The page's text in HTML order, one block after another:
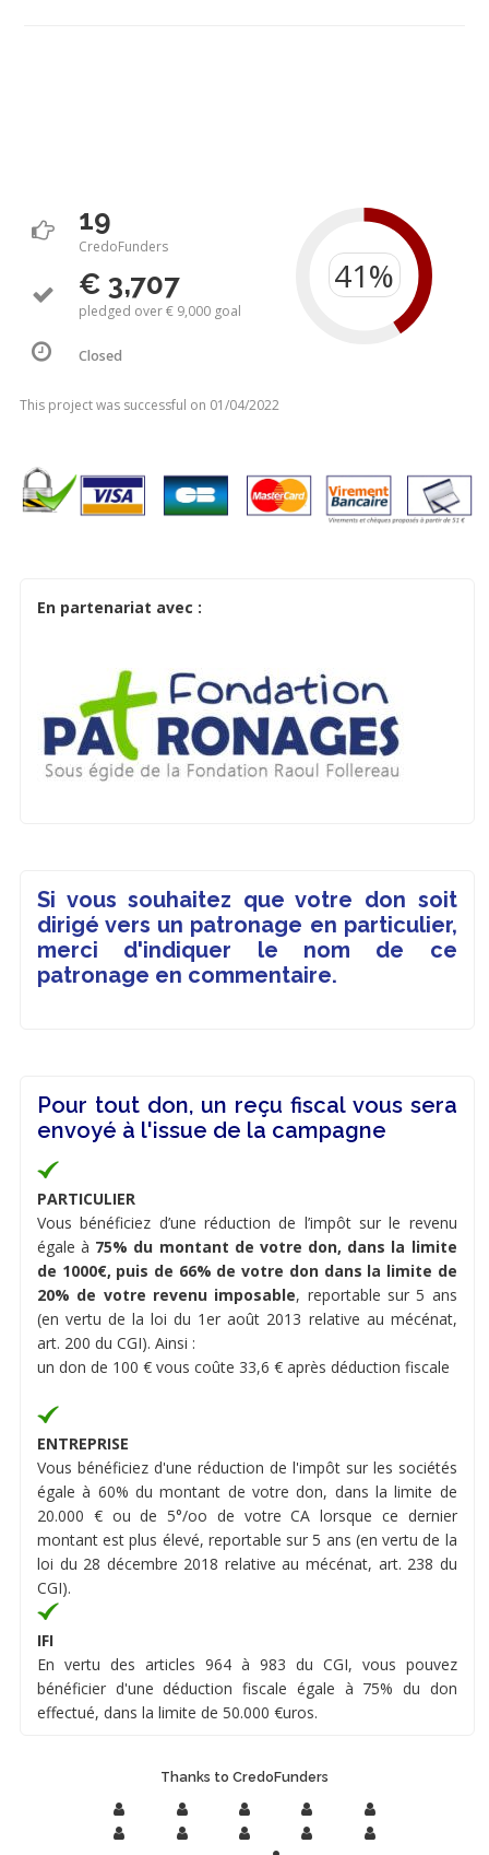
19
CredoFunders
€ 3,707
pledged over € 9,000 goal
Closed
This project was successful on 01/04/2022
En partenariat avec :
Si vous souhaitez que votre don soit
dirigé vers un patronage en particulier,
merci d'indiquer le nom de ce
patronage en commentaire.
Pour tout don, un reçu fiscal vous sera
envoyé à l'issue de la campagne
PARTICULIER
Vous bénéficiez d’une réduction de l’impôt sur le revenu
égale à 75% du montant de votre don, dans la limite
de 1000€, puis de 66% de votre don dans la limite de
20% de votre revenu imposable, reportable sur 5 ans
(en vertu de la loi du 1er août 2013 relative au mécénat,
art. 200 du CGI). Ainsi :
un don de 100 € vous coûte 33,6 € après déduction fiscale
ENTREPRISE
Vous bénéficiez d'une réduction de l'impôt sur les sociétés
égale à 60% du montant de votre don, dans la limite de
20.000 € ou de 5°/oo de votre CA lorsque ce dernier
montant est plus élevé, reportable sur 5 ans (en vertu de la
loi du 28 décembre 2018 relative au mécénat, art. 238 du
CGI).
IFI
En vertu des articles 964 à 983 du CGI, vous pouvez
bénéficier d'une déduction fiscale égale à 75% du don
effectué, dans la limite de 50.000 €uros.
Thanks to CredoFunders